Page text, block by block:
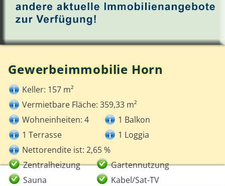
Gewerbeimmobilie Horn
Keller: 157 m²
Vermietbare Fläche: 359,33 m²
Wohneinheiten: 4
1 Balkon
1 Terrasse
1 Loggia
Nettorendite ist: 2,65 %
Zentralheizung
Gartennutzung
Sauna
Kabel/Sat-TV